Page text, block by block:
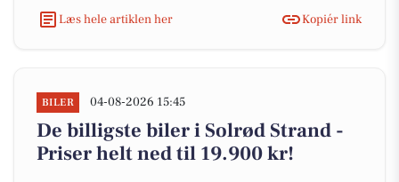
Læs hele artiklen her
Kopiér link
BILER 04-08-2026 15:45
De billigste biler i Solrød Strand -
Priser helt ned til 19.900 kr!